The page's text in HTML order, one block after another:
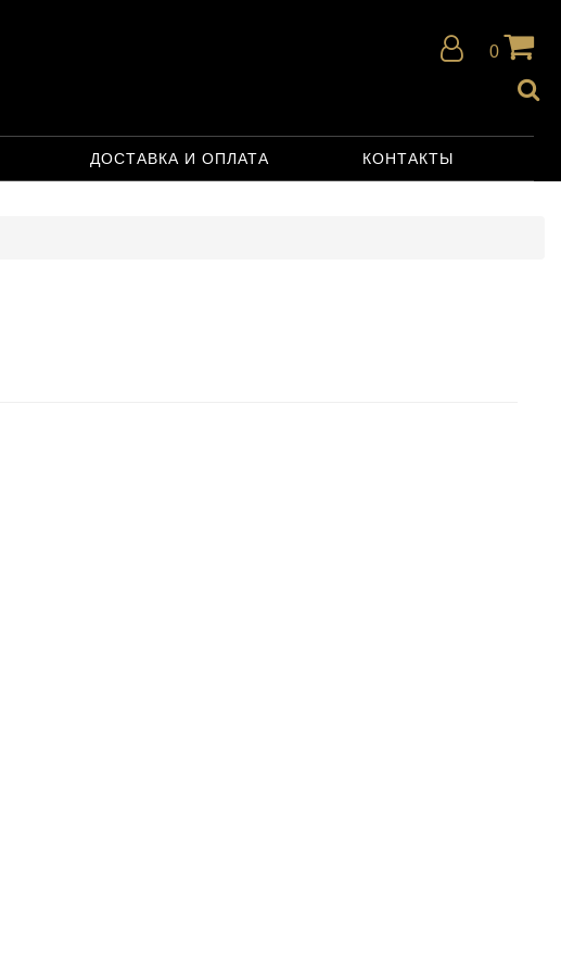
0
ДОСТАВКА И ОПЛАТА КОНТАКТЫ